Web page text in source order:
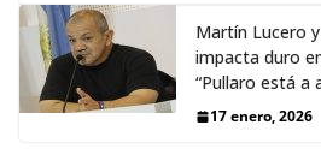
Martín Lucero
impacta duro
“Pullaro está a
17 enero, 2026